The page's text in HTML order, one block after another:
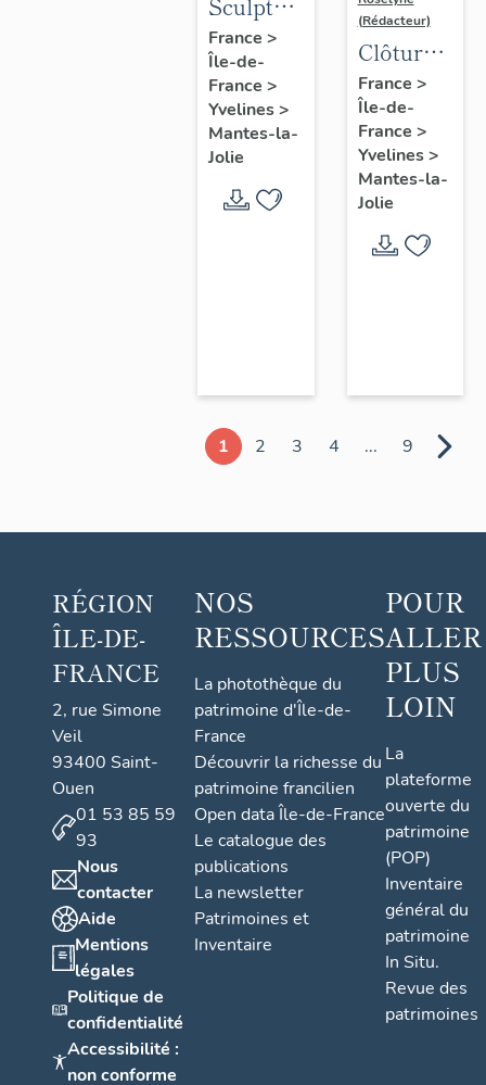
: la
Ronde
France >
Île-de-
France >
Yvelines>
Mantes-la-
Jolie
(Rédacteur)
Clôture
de
chœur
France >
Île-de-
France >
Yvelines>
Mantes-la-
Jolie
1 2 3 4 ... 9
RÉGION
ÎLE-DE-
FRANCE
2, rue Simone
Veil
93400 Saint-
Ouen
01 53 85 59
93
Nous
contacter
Aide
Mentions
légales
Politique de
confidentialité
Accessibilité :
non conforme
NOS
RESSOURCES
La photothèque du
patrimoine d'Île-de-
France
Découvrir la richesse du
patrimoine francilien
Open data Île-de-France
Le catalogue des
publications
La newsletter
Patrimoines et
Inventaire
POUR
ALLER
PLUS
LOIN
La
plateforme
ouverte du
patrimoine
(POP)
Inventaire
général du
patrimoine
In Situ.
Revue des
patrimoines